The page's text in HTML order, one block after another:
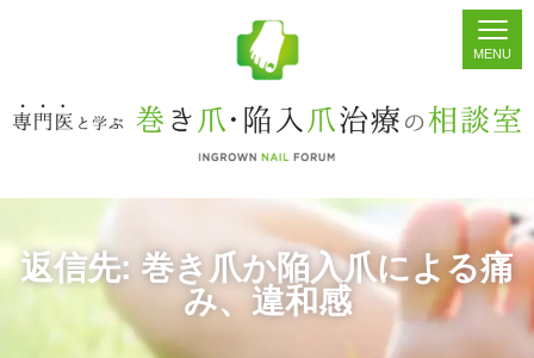
ホーム シェア 掲示板 検索
返信先: 巻き爪か陥入爪による痛
み、違和感